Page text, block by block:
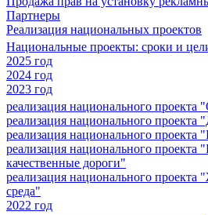
Партнеры
Реализация национальных проектов
Национальные проекты: сроки и
2025 год
2024 год
2023 год
реализация национального проекта
реализация национального проекта
реализация национального проекта
реализация национального проекта
качественные дороги"
реализация национального проекта
среда"
2022 год